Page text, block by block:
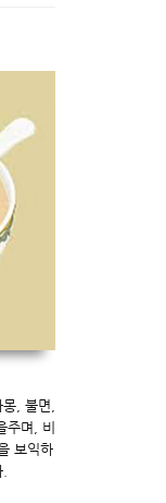
, 불면,
주며, 비
보익하